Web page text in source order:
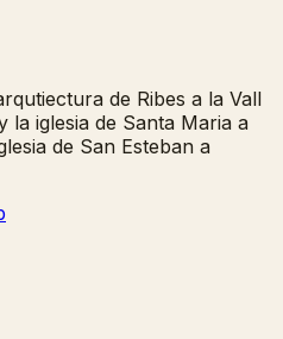
de Ribes a la Vall
la iglesia de Santa Maria a
de San Esteban a